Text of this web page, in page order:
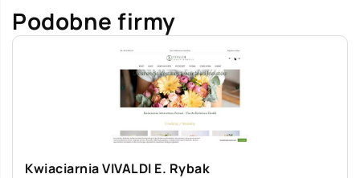
Podobne firmy
Kwiaciarnia VIVALDI E. Rybak